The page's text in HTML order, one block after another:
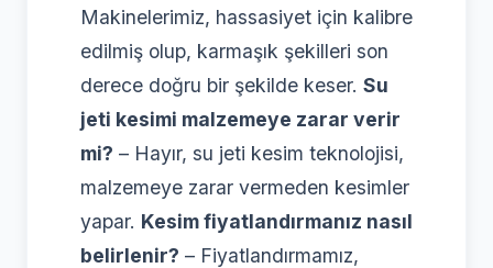
Makinelerimiz, hassasiyet için kalibre
edilmiş olup, karmaşık şekilleri son
derece doğru bir şekilde keser. Su
jeti kesimi malzemeye zarar verir
mi? – Hayır, su jeti kesim teknolojisi,
malzemeye zarar vermeden kesimler
yapar. Kesim fiyatlandırmanız nasıl
belirlenir? – Fiyatlandırmamız,